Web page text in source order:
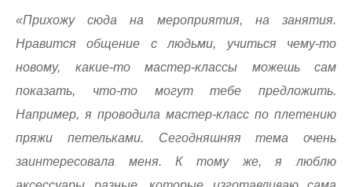
«Прихожу сюда на мероприятия, на занятия.
Нравится общение с людьми, учиться чему-то
новому, какие-то мастер-классы можешь сам
показать, что-то могут тебе предложить.
Например, я проводила мастер-класс по плетению
пряжи петельками. Сегодняшняя тема очень
заинтересовала меня. К тому же, я люблю